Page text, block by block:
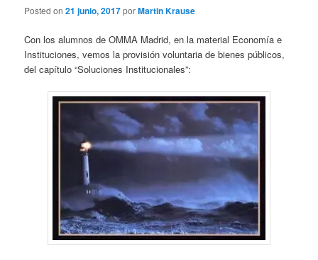
Posted on21 junio, 2017porMartin Krause
Con los alumnos de OMMA Madrid, en la material Economía e
Instituciones, vemos la provisión voluntaria de bienes públicos,
del capítulo “Soluciones Institucionales”: